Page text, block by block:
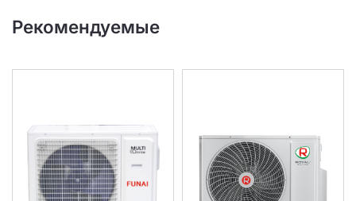
Рекомендуемые